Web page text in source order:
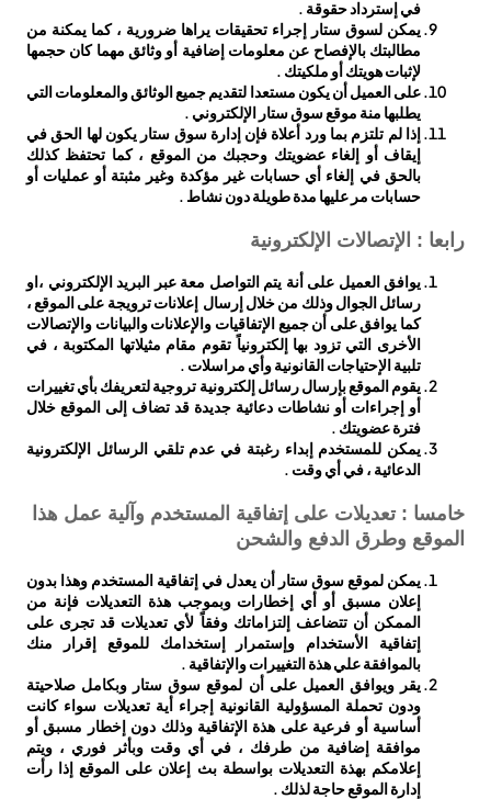
في إسترداد حقوقة .
يمكن لسوق ستار إجراء تحقيقات يراها ضرورية ، كما يمكنة من
مطالبتك بالإفصاح عن معلومات إضافية أو وثائق مهما كان حجمها
لإثبات هويتك أو ملكيتك .
على العميل أن يكون مستعدا لتقديم جميع الوثائق والمعلومات التي
يطلبها منة موقع سوق ستار الإلكتروني .
إذا لم تلتزم بما ورد أعلاة فإن إدارة سوق ستار يكون لها الحق في
إيقاف أو إلغاء عضويتك وحجبك من الموقع ، كما تحتفظ كذلك
بالحق في إلغاء أي حسابات غير مؤكدة وغير مثبتة أو عمليات أو
حسابات مر عليها مدة طويلة دون نشاط .
رابعا : الإتصالات الإلكترونية
يوافق العميل على أنة يتم التواصل معة عبر البريد الإلكتروني ،او
رسائل الجوال وذلك من خلال إرسال إعلانات ترويجة على الموقع ،
كما يوافق على أن جميع الإتفاقيات والإعلانات والبيانات والإتصالات
الأخرى التي تزود بها إلكترونياً تقوم مقام مثيلاتها المكتوبة ، في
تلبية الإحتياجات القانونية وأي مراسلات .
يقوم الموقع بإرسال رسائل إلكترونية تروجية لتعريفك بأي تغييرات
أو إجراءات أو نشاطات دعائية جديدة قد تضاف إلى الموقع خلال
فترة عضويتك .
يمكن للمستخدم إبداء رغبتة في عدم تلقي الرسائل الإلكترونية
الدعائية ، في أي وقت .
خامسا : تعديلات على إتفاقية المستخدم وآلية عمل هذا
الموقع وطرق الدفع والشحن
يمكن لموقع سوق ستار أن يعدل في إتفاقية المستخدم وهذا بدون
إعلان مسبق أو أي إخطارات وبموجب هذة التعديلات فإنة من
الممكن أن تتضاعف إلتزاماتك وفقاً لأي تعديلات قد تجرى على
إتفاقية الأستخدام وإستمرار إستخدامك للموقع إقرار منك
بالموافقة علي هذة التغييرات والإتفاقية .
يقر ويوافق العميل على أن لموقع سوق ستار وبكامل صلاحيتة
ودون تحملة المسؤولية القانونية إجراء أية تعديلات سواء كانت
أساسية أو فرعية على هذة الإتفاقية وذلك دون إخطار مسبق أو
موافقة إضافية من طرفك ، في أي وقت وبأثر فوري ، ويتم
إعلامكم بهذة التعديلات بواسطة بث إعلان على الموقع إذا رأت
إدارة الموقع حاجة لذلك .